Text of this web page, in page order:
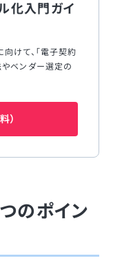
化入門ガイ
けて、「電子契約
ベンダー選定の
）
のポイン